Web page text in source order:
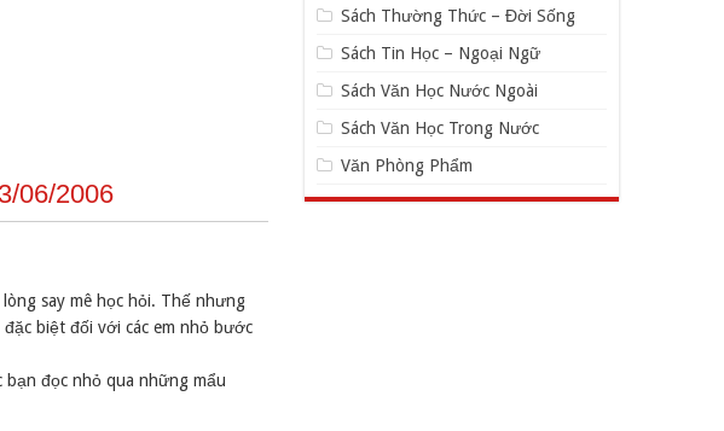
06/2006
say mê học hỏi. Thế nhưng
biệt đối với các em nhỏ bước
bạn đọc nhỏ qua những mẩu
Sách Thường Thức – Đời Sống
Sách Tin Học – Ngoại Ngữ
Sách Văn Học Nước Ngoài
Sách Văn Học Trong Nước
Văn Phòng Phẩm